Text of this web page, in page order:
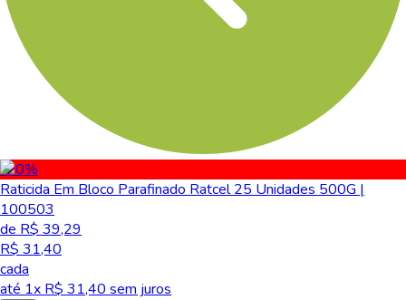
-20%
Raticida Em Bloco Parafinado Ratcel 25 Unidades 500G |
100503
de R$ 39,29
R$ 31,40
cada
até 1x R$ 31,40 sem juros